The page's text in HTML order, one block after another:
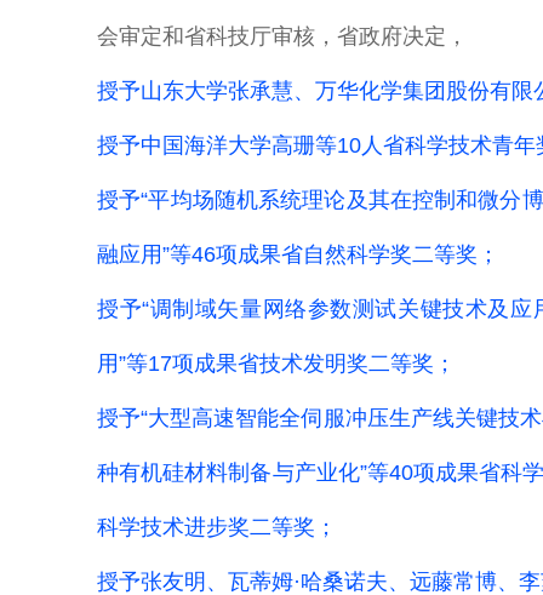
会审定和省科技厅审核，省政府决定，
授予山东大学张承慧、万华化学集团股份有
授予中国海洋大学高珊等10人省科学技术青年
授予“平均场随机系统理论及其在控制和微分
融应用”等46项成果省自然科学奖二等奖；
授予“调制域矢量网络参数测试关键技术及
用”等17项成果省技术发明奖二等奖；
授予“大型高速智能全伺服冲压生产线关键技
种有机硅材料制备与产业化”等40项成果省科
科学技术进步奖二等奖；
授予张友明、瓦蒂姆·哈桑诺夫、远藤常博、